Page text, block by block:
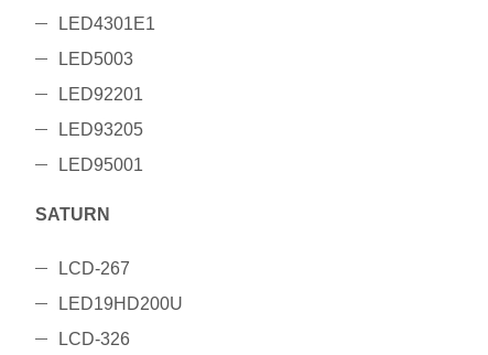
LED4301E1
LED5003
LED92201
LED93205
LED95001
SATURN
LCD-267
LED19HD200U
LCD-326